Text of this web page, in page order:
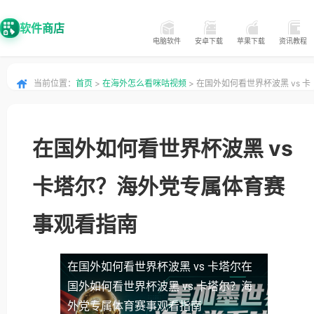
软件商店
电脑软件 安卓下载 苹果下载 资讯教程
当前位置： 首页 > 在海外怎么看咪咕视频 > 在国外如何看世界杯波黑 vs 卡
在国外如何看世界杯波黑 vs
卡塔尔？海外党专属体育赛
事观看指南
在国外如何看世界杯波黑 vs 卡塔尔在
国外如何看世界杯波黑 vs 卡塔尔？海
外党专属体育赛事观看指南